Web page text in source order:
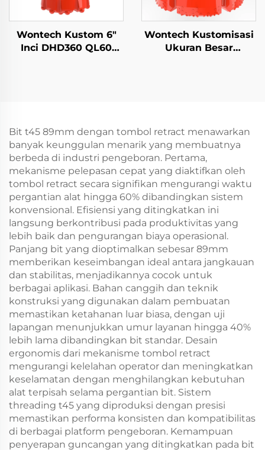
Wontech Kustom 6"
Inci DHD360 QL60
Wontech Kustomisasi
Ukuran Besar
Bit t45 89mm dengan tombol retract menawarkan
banyak keunggulan menarik yang membuatnya
berbeda di industri pengeboran. Pertama,
mekanisme pelepasan cepat yang diaktifkan oleh
tombol retract secara signifikan mengurangi waktu
pergantian alat hingga 60% dibandingkan sistem
konvensional. Efisiensi yang ditingkatkan ini
langsung berkontribusi pada produktivitas yang
lebih baik dan pengurangan biaya operasional.
Panjang bit yang dioptimalkan sebesar 89mm
memberikan keseimbangan ideal antara jangkauan
dan stabilitas, menjadikannya cocok untuk
berbagai aplikasi. Bahan canggih dan teknik
konstruksi yang digunakan dalam pembuatan
memastikan ketahanan luar biasa, dengan uji
lapangan menunjukkan umur layanan hingga 40%
lebih lama dibandingkan bit standar. Desain
ergonomis dari mekanisme tombol retract
mengurangi kelelahan operator dan meningkatkan
keselamatan dengan menghilangkan kebutuhan
alat terpisah selama pergantian bit. Sistem
threading t45 yang diproduksi dengan presisi
memastikan performa konsisten dan kompatibilitas
di berbagai platform pengeboran. Kemampuan
penyerapan guncangan yang ditingkatkan pada bit